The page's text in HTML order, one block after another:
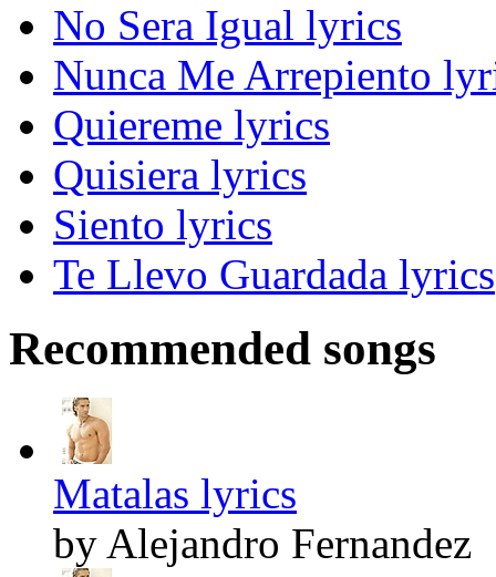
No Sera Igual lyrics
Nunca Me Arrepiento
Quiereme lyrics
Quisiera lyrics
Siento lyrics
Te Llevo Guardada lyrics
Recommended songs
Matalas lyrics
by Alejandro Fernandez